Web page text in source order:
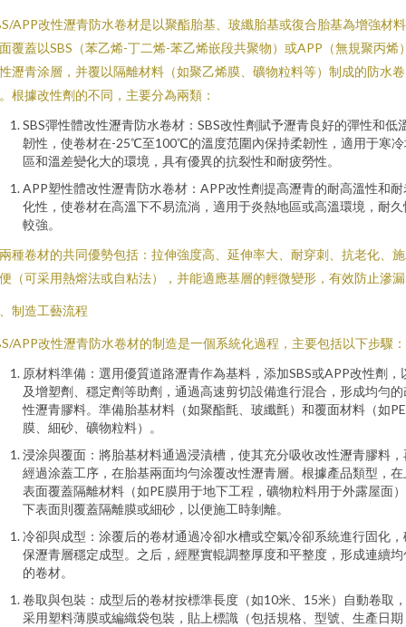
APP改性瀝青防水卷材是以聚酯胎基、玻纖胎基或復合胎基為增強材
覆蓋以SBS（苯乙烯-丁二烯-苯乙烯嵌段共聚物）或APP（無規聚丙烯
瀝青涂層，并覆以隔離材料（如聚乙烯膜、礦物粒料等）制成的防水卷
根據改性劑的不同，主要分為兩類：
SBS彈性體改性瀝青防水卷材：SBS改性劑賦予瀝青良好的彈性和低
韌性，使卷材在-25℃至100℃的溫度范圍內保持柔韌性，適用于寒
區和溫差變化大的環境，具有優異的抗裂性和耐疲勞性。
APP塑性體改性瀝青防水卷材：APP改性劑提高瀝青的耐高溫性和耐
化性，使卷材在高溫下不易流淌，適用于炎熱地區或高溫環境，耐久
較強。
種卷材的共同優勢包括：拉伸強度高、延伸率大、耐穿刺、抗老化、
（可采用熱熔法或自粘法），并能適應基層的輕微變形，有效防止滲
制造工藝流程
APP改性瀝青防水卷材的制造是一個系統化過程，主要包括以下步驟：
原材料準備：選用優質道路瀝青作為基料，添加SBS或APP改性劑，
及增塑劑、穩定劑等助劑，通過高速剪切設備進行混合，形成均勻的
性瀝青膠料。準備胎基材料（如聚酯氈、玻纖氈）和覆面材料（如PE
膜、細砂、礦物粒料）。
浸涂與覆面：將胎基材料通過浸漬槽，使其充分吸收改性瀝青膠料，
經過涂蓋工序，在胎基兩面均勻涂覆改性瀝青層。根據產品類型，在
表面覆蓋隔離材料（如PE膜用于地下工程，礦物粒料用于外露屋面
下表面則覆蓋隔離膜或細砂，以便施工時剝離。
冷卻與成型：涂覆后的卷材通過冷卻水槽或空氣冷卻系統進行固化，
保瀝青層穩定成型。之后，經壓實輥調整厚度和平整度，形成連續均
的卷材。
卷取與包裝：成型后的卷材按標準長度（如10米、15米）自動卷取
采用塑料薄膜或編織袋包裝，貼上標識（包括規格、型號、生產日期